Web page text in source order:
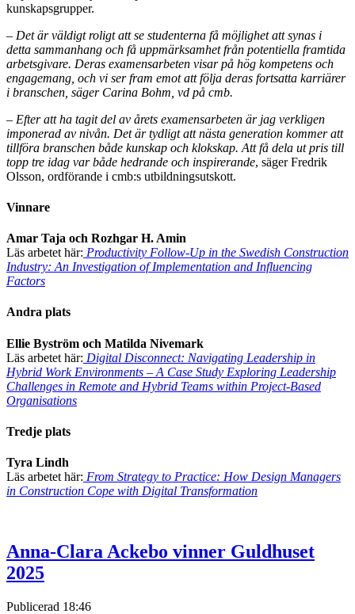
kunskapsgrupper.
– Det är väldigt roligt att se studenterna få möjlighet att synas i
detta sammanhang och få uppmärksamhet från potentiella framtida
arbetsgivare. Deras examensarbeten visar på hög kompetens och
engagemang, och vi ser fram emot att följa deras fortsatta karriärer
i branschen, säger Carina Bohm, vd på cmb.
– Efter att ha tagit del av årets examensarbeten är jag verkligen
imponerad av nivån. Det är tydligt att nästa generation kommer att
tillföra branschen både kunskap och klokskap. Att få dela ut pris till
topp tre idag var både hedrande och inspirerande, säger Fredrik
Olsson, ordförande i cmb:s utbildningsutskott.
Vinnare
Amar Taja och Rozhgar H. Amin
Läs arbetet här: Productivity Follow-Up in the Swedish Construction
Industry: An Investigation of Implementation and Influencing
Factors
Andra plats
Ellie Byström och Matilda Nivemark
Läs arbetet här: Digital Disconnect: Navigating Leadership in
Hybrid Work Environments – A Case Study Exploring Leadership
Challenges in Remote and Hybrid Teams within Project-Based
Organisations
Tredje plats
Tyra Lindh
Läs arbetet här: From Strategy to Practice: How Design Managers
in Construction Cope with Digital Transformation
Anna-Clara Ackebo vinner Guldhuset
2025
Publicerad 18:46